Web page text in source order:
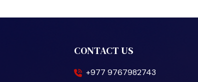
CONTACT US
+977 9767982743